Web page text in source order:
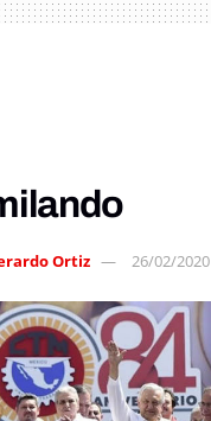
Ortiz 26/02/2020